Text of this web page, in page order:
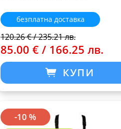
безплатна доставка
120.26 € / 235.21 лв.
85.00 € / 166.25 лв.
КУПИ
-10 %